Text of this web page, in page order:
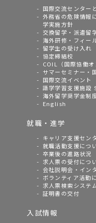
国際交流センター
外務省の危険情報
学実施方針
交換留学・派遣留
海外研修・フィー
留学生の受け入れ
協定締結校
COIL（国際協働
サマーセミナー・
国際交流イベント
語学学習支援施設
海外留学奨学金制
English
就職・進学
キャリア支援セン
就職活動支援につ
卒業後の進路状況
求人票の受付につ
会社説明会・イン
ボランティア活動
求人票検索システ
証明書の交付
入試情報